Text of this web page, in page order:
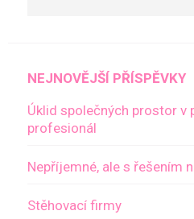
NEJNOVĚJŠÍ PŘÍSPĚVKY
Úklid společných prostor v
profesionál
Nepříjemné, ale s řešením
Stěhovací firmy